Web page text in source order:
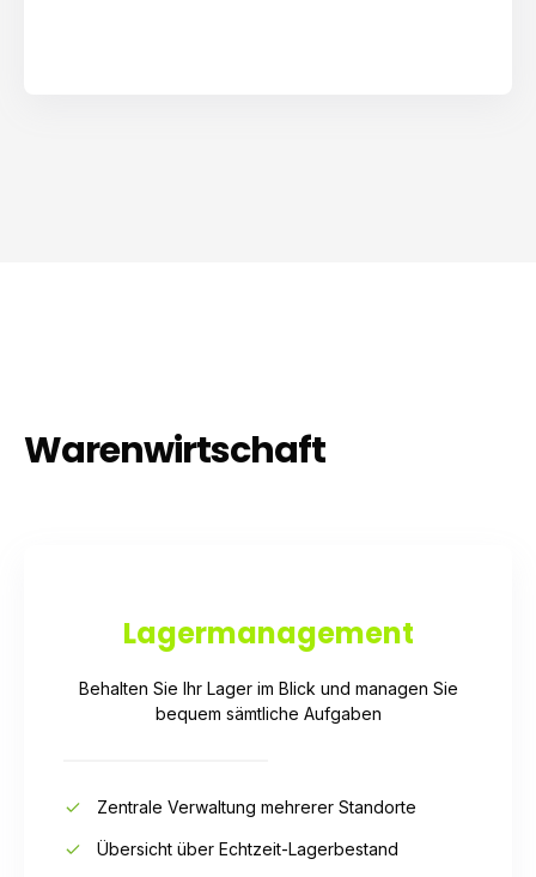
Waren­wirtschaft
Lager­management
Behalten Sie Ihr Lager im Blick und managen Sie
bequem sämtliche Aufgaben
Zentrale Verwaltung mehrerer Standorte
Übersicht über Echtzeit-Lagerbestand